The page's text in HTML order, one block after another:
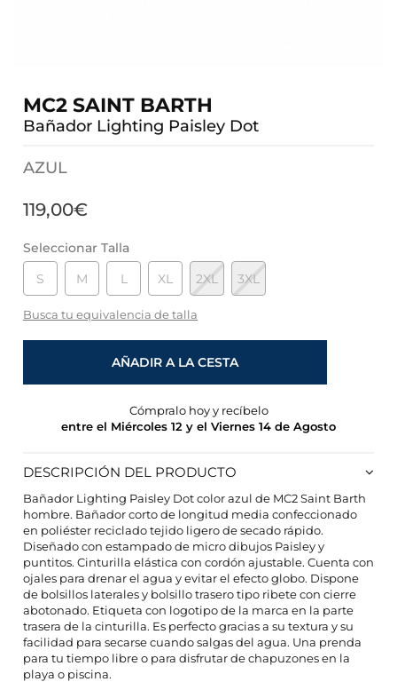
MC2 SAINT BARTH
Bañador Lighting Paisley Dot
AZUL
119,00€
Seleccionar Talla
S
M L XL 2XL 3XL
Busca tu equivalencia de talla
AÑADIR A LA CESTA
Cómpralo hoy y recíbelo
entre el Miércoles 12 y el Viernes 14 de Agosto
DESCRIPCIÓN DEL PRODUCTO
Bañador Lighting Paisley Dot color azul de MC2 Saint Barth
hombre. Bañador corto de longitud media confeccionado
en poliéster reciclado tejido ligero de secado rápido.
Diseñado con estampado de micro dibujos Paisley y
puntitos. Cinturilla elástica con cordón ajustable. Cuenta con
ojales para drenar el agua y evitar el efecto globo. Dispone
de bolsillos laterales y bolsillo trasero tipo ribete con cierre
abotonado. Etiqueta con logotipo de la marca en la parte
trasera de la cinturilla. Es perfecto gracias a su textura y su
facilidad para secarse cuando salgas del agua. Una prenda
para tu tiempo libre o para disfrutar de chapuzones en la
playa o piscina.
CONFIGURACIÓN DE COOKIES
HABILITAR TODO RECHAZAR TODO